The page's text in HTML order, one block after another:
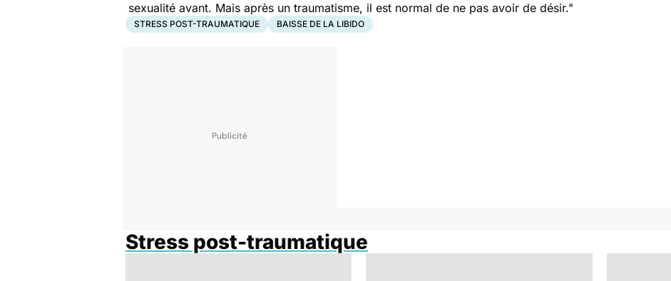
sexualité avant. Mais après un traumatisme, il est normal de ne pas avoir de désir."
STRESS POST-TRAUMATIQUE BAISSE DE LA LIBIDO
Stress post-traumatique